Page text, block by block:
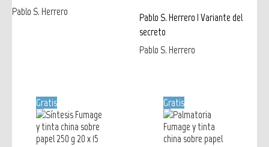
Pablo S. Herrero
Pablo S. Herrero | Variante del
secreto
Pablo S. Herrero
Gratis Gratis